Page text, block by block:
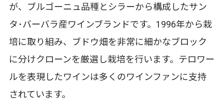
が、ブルゴーニュ品種とシラーから構成したサン
タ･バーバラ産ワインブランドです。1996年から栽
培に取り組み、ブドウ畑を非常に細かなブロック
に分けクローンを厳選し栽培を行います。テロワー
ルを表現したワインは多くのワインファンに支持
されています。